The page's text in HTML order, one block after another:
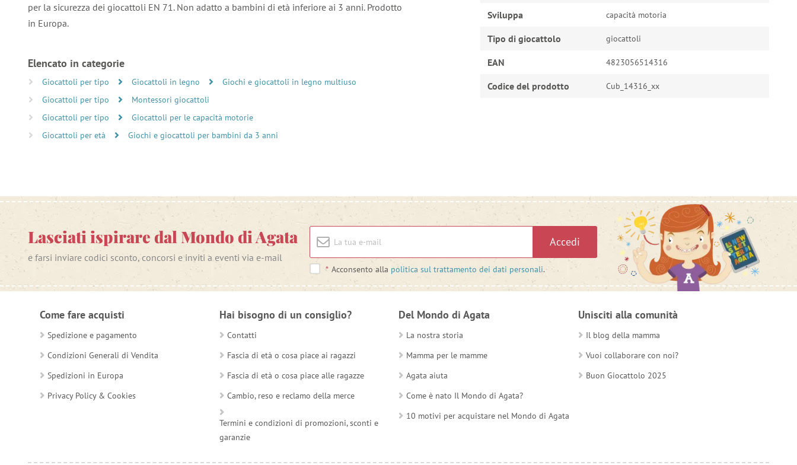
per la sicurezza dei giocattoli EN 71. Non adatto a bambini di età inferiore ai 3 anni. Prodotto
in Europa.
Elencato in categorie
Giocattoli per tipo Giocattoli in legno
Giochi e giocattoli in legno multiuso
Giocattoli per tipo
Montessori giocattoli
Giocattoli per tipo
Giocattoli per le capacità motorie
Giocattoli per età
Giochi e giocattoli per bambini da 3 anni
Sviluppa capacità motoria
Tipo di giocattolo giocattoli
EAN 4823056514316
Codice del prodotto Cub_14316_xx
Lasciati ispirare dal Mondo di Agata
e farsi inviare codici sconto, concorsi e inviti a eventi via e-mail
Accedi
* Acconsento alla politica sul trattamento dei dati personali.
Come fare acquisti
Spedizione e pagamento
Condizioni Generali di Vendita
Spedizioni in Europa
Privacy Policy & Cookies
Hai bisogno di un consiglio?
Contatti
Fascia di età o cosa piace ai ragazzi
Fascia di età o cosa piace alle ragazze
Cambio, reso e reclamo della merce
Termini e condizioni di promozioni, sconti e
garanzie
Del Mondo di Agata
La nostra storia
Mamma per le mamme
Agata aiuta
Come è nato Il Mondo di Agata?
10 motivi per acquistare nel Mondo di Agata
Unisciti alla comunità
Il blog della mamma
Vuoi collaborare con noi?
Buon Giocattolo 2025